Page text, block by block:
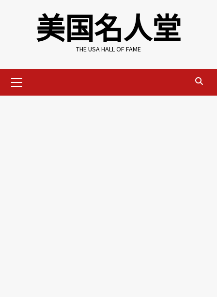
美国名人堂
THE USA HALL OF FAME
Menu